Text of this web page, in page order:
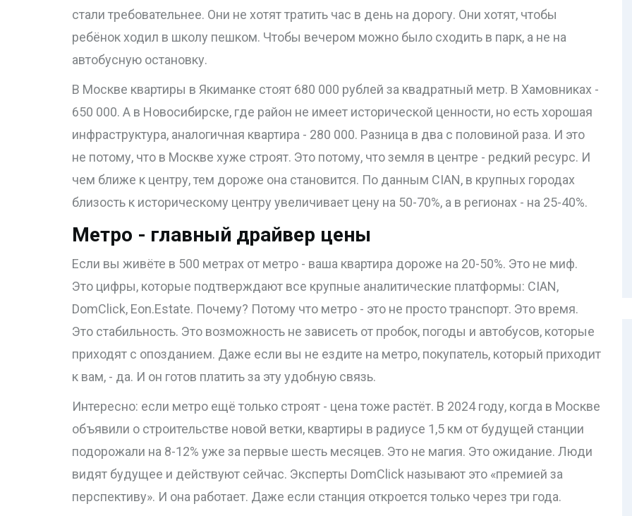
стали требовательнее. Они не хотят тратить час в день на дорогу. Они хотят, чтобы
ребёнок ходил в школу пешком. Чтобы вечером можно было сходить в парк, а не на
автобусную остановку.
В Москве квартиры в Якиманке стоят 680 000 рублей за квадратный метр. В Хамовниках -
650 000. А в Новосибирске, где район не имеет исторической ценности, но есть хорошая
инфраструктура, аналогичная квартира - 280 000. Разница в два с половиной раза. И это
не потому, что в Москве хуже строят. Это потому, что земля в центре - редкий ресурс. И
чем ближе к центру, тем дороже она становится. По данным CIAN, в крупных городах
близость к историческому центру увеличивает цену на 50-70%, а в регионах - на 25-40%.
Метро - главный драйвер цены
Если вы живёте в 500 метрах от метро - ваша квартира дороже на 20-50%. Это не миф.
Это цифры, которые подтверждают все крупные аналитические платформы: CIAN,
DomClick, Eon.Estate. Почему? Потому что метро - это не просто транспорт. Это время.
Это стабильность. Это возможность не зависеть от пробок, погоды и автобусов, которые
приходят с опозданием. Даже если вы не ездите на метро, покупатель, который приходит
к вам, - да. И он готов платить за эту удобную связь.
Интересно: если метро ещё только строят - цена тоже растёт. В 2024 году, когда в Москве
объявили о строительстве новой ветки, квартиры в радиусе 1,5 км от будущей станции
подорожали на 8-12% уже за первые шесть месяцев. Это не магия. Это ожидание. Люди
видят будущее и действуют сейчас. Эксперты DomClick называют это «премией за
перспективу». И она работает. Даже если станция откроется только через три года.